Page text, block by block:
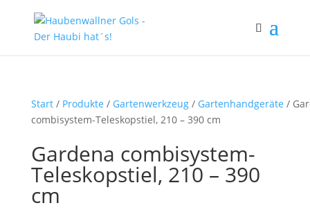
Start/ Produkte / Gartenwerkzeug/ Gartenhandgeräte /
combisystem-Teleskopstiel, 210 – 390 cm
Gardena combisystem-
Teleskopstiel, 210 – 390
cm